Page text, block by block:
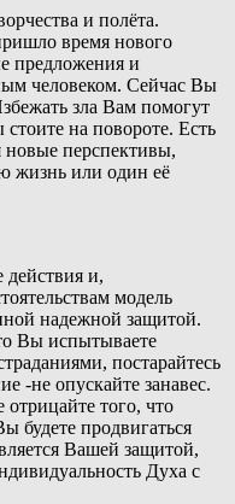
и полёта.
время нового
предложения и
человеком. Сейчас Вы
зла Вам помогут
на повороте. Есть
новые перспективы,
жизнь или один её
действия и,
модель
надежной защитой.
Вы испытываете
постарайтесь
-не опускайте занавес.
того, что
будете продвигаться
Вашей защитой,
Духа с